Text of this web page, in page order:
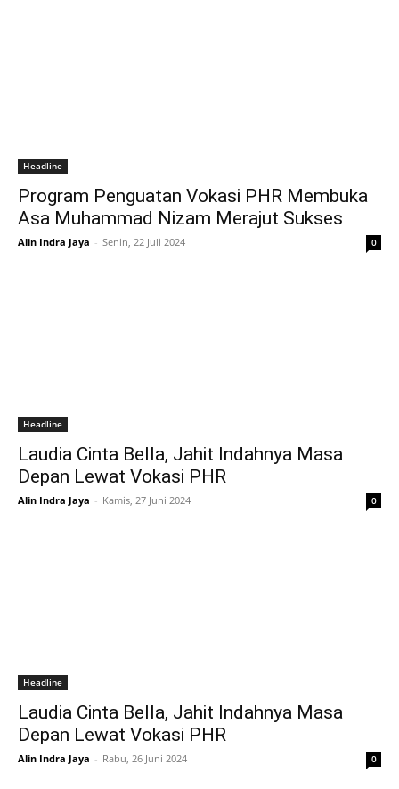
Headline
Program Penguatan Vokasi PHR Membuka
Asa Muhammad Nizam Merajut Sukses
Alin Indra Jaya - Senin, 22 Juli 2024 0
Headline
Laudia Cinta Bella, Jahit Indahnya Masa
Depan Lewat Vokasi PHR
Alin Indra Jaya - Kamis, 27 Juni 2024 0
Headline
Laudia Cinta Bella, Jahit Indahnya Masa
Depan Lewat Vokasi PHR
Alin Indra Jaya - Rabu, 26 Juni 2024 0